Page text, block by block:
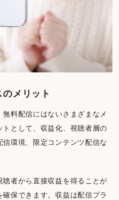
メリット
料配信にはないさまざまなメ
として、収益化、視聴者層の
環境、限定コンテンツ配信な
者から直接収益を得ることが
保できます。収益は配信プラ